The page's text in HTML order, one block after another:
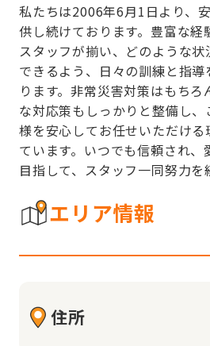
私たちは2006年6月1日より、
供し続けております。豊富な経
スタッフが揃い、どのような
できるよう、日々の訓練と指
ります。非常災害対策はもち
な対応策もしっかりと整備し
様を安心してお任せいただけ
ています。いつでも信頼され、
目指して、スタッフ一同努力を
エリア情報
住所